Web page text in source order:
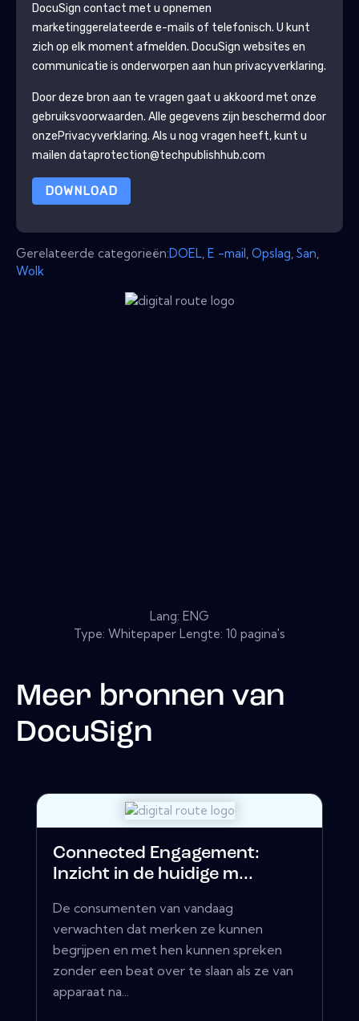
DocuSign contact met u opnemen
marketinggerelateerde e-mails of telefonisch. U kunt
zich op elk moment afmelden. DocuSign websites en
communicatie is onderworpen aan hun privacyverklaring.
Door deze bron aan te vragen gaat u akkoord met onze
gebruiksvoorwaarden. Alle gegevens zijn beschermd door
onzePrivacyverklaring. Als u nog vragen heeft, kunt u
mailen dataprotection@techpublishhub.com
DOWNLOAD
Gerelateerde categorieën:DOEL E -mail Opslag San
Wolk
Lang: ENG
Type: Whitepaper Lengte: 10 pagina's
Meer bronnen van
DocuSign
Connected Engagement:
Inzicht in de huidige m...
De consumenten van vandaag
verwachten dat merken ze kunnen
begrijpen en met hen kunnen spreken
zonder een beat over te slaan als ze van
apparaat na...